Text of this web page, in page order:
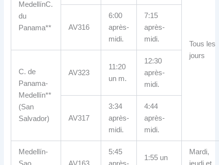
MedellínC.
du
Panama**
Tous les
jours
AV316
6:00
après-
midi.
7:15
après-
midi.
C. de
Panama-
Medellín**
(San
Salvador)
AV323
11:20
un m.
12:30
après-
midi.
AV317
3:34
après-
midi.
4:44
après-
midi.
Medellín-
5:45
1:55 un
Mardi,